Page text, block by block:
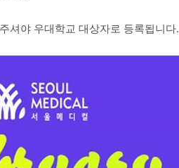
셔야 우대학교 대상자로 등록됩니다.